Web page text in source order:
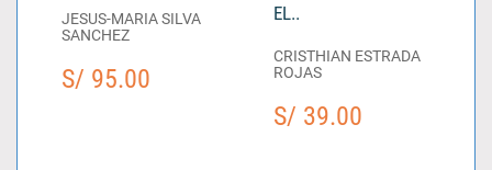
JESUS-MARIA SILVA
SANCHEZ
S/ 95.00
EL..
CRISTHIAN ESTRADA
ROJAS
S/ 39.00